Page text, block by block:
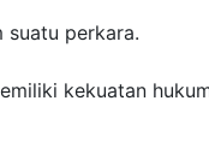
suatu perkara.
kekuatan